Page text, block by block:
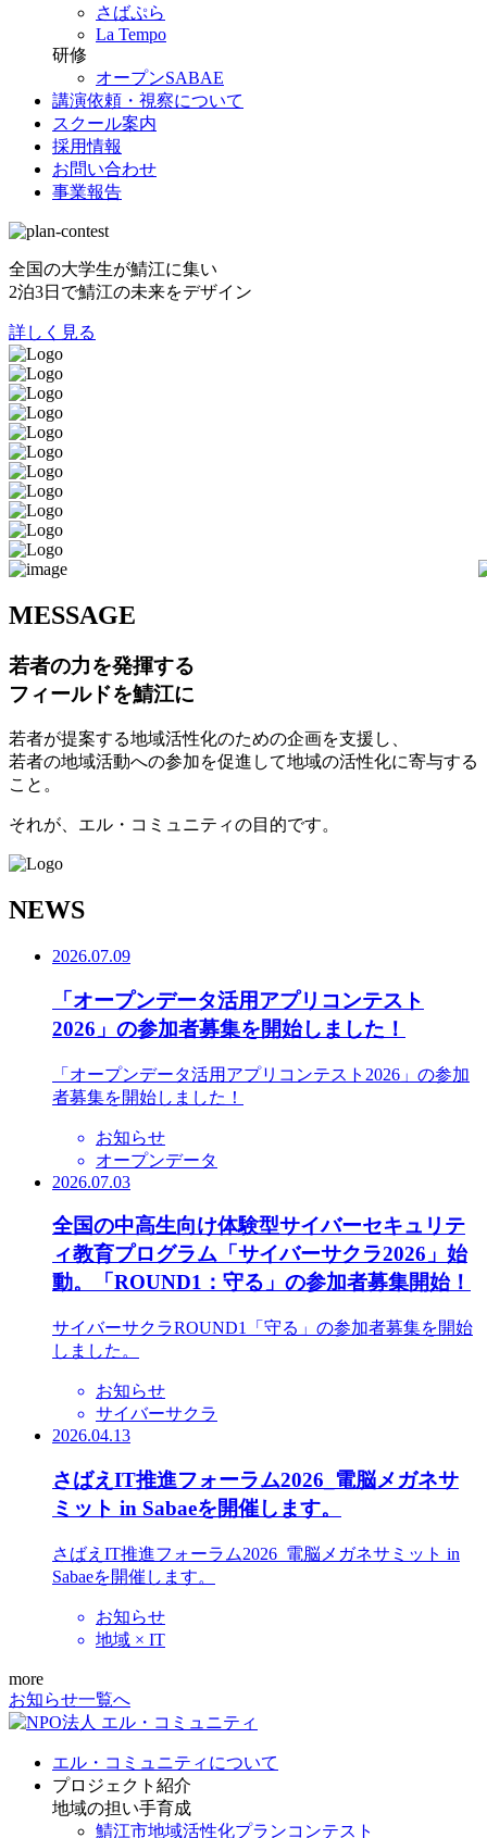
さばぷら
La Tempo
研修
オープンSABAE
講演依頼・視察について
スクール案内
採用情報
お問い合わせ
事業報告
全国の大学生が鯖江に集い
2泊3日で鯖江の未来をデザイン
詳しく見る
MESSAGE
若者の力を発揮する
フィールドを鯖江に
若者が提案する地域活性化のための企画を支援し、
若者の地域活動への参加を促進して地域の活性化に寄与する
こと。
それが、エル・コミュニティの目的です。
NEWS
2026.07.09
「オープンデータ活用アプリコンテスト
2026」の参加者募集を開始しました！
「オープンデータ活用アプリコンテスト2026」の参加
者募集を開始しました！
お知らせ
オープンデータ
2026.07.03
全国の中高生向け体験型サイバーセキュリテ
ィ教育プログラム「サイバーサクラ2026」始
動。「ROUND1：守る」の参加者募集開始！
サイバーサクラROUND1「守る」の参加者募集を開始
しました。
お知らせ
サイバーサクラ
2026.04.13
さばえIT推進フォーラム2026_電脳メガネサ
ミット in Sabaeを開催します。
さばえIT推進フォーラム2026_電脳メガネサミット in
Sabaeを開催します。
お知らせ
地域 × IT
more
お知らせ一覧へ
エル・コミュニティについて
プロジェクト紹介
地域の担い手育成
鯖江市地域活性化プランコンテスト